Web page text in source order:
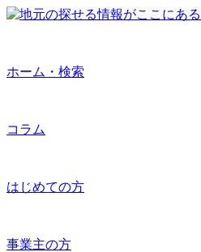
ホーム・検索
コラム
はじめての方
事業主の方